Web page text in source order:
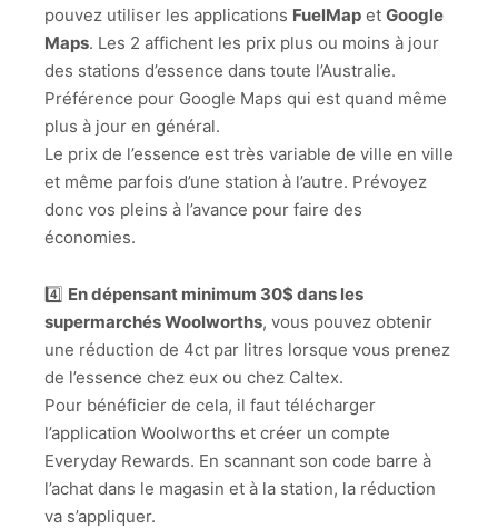
pouvez utiliser les applications FuelMap et Google
Maps. Les 2 affichent les prix plus ou moins à jour
des stations d’essence dans toute l’Australie.
Préférence pour Google Maps qui est quand même
plus à jour en général.
Le prix de l’essence est très variable de ville en ville
et même parfois d’une station à l’autre. Prévoyez
donc vos pleins à l’avance pour faire des
économies.
4️⃣ En dépensant minimum 30$ dans les
supermarchés Woolworths, vous pouvez obtenir
une réduction de 4ct par litres lorsque vous prenez
de l’essence chez eux ou chez Caltex.
Pour bénéficier de cela, il faut télécharger
l’application Woolworths et créer un compte
Everyday Rewards. En scannant son code barre à
l’achat dans le magasin et à la station, la réduction
va s’appliquer.